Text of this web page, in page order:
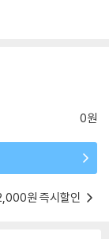
0원
원 즉시할인